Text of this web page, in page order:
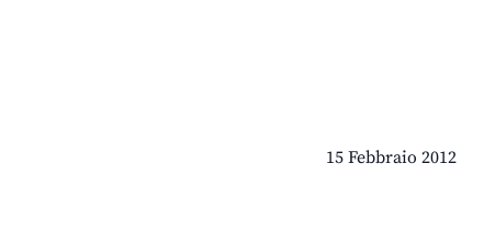
15 Febbraio 2012